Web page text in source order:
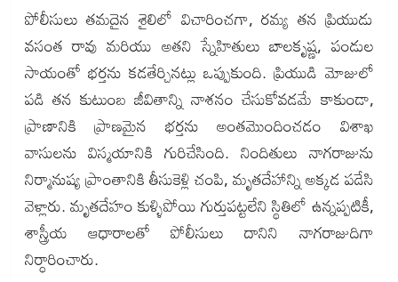
పోలీసులు తమదైన శైలిలో విచారించగా, రమ్య తన ప్రియుడు
వసంత రావు మరియు అతని స్నేహితులు బాలకృష్ణ, పండుల
సాయంతో భర్తను కడతేర్చినట్లు ఒప్పుకుంది. ప్రియుడి మోజులో
పడి తన కుటుంబ జీవితాన్ని నాశనం చేసుకోవడమే కాకుండా,
ప్రాణానికి ప్రాణమైన భర్తను అంతమొందించడం విశాఖ
వాసులను విస్మయానికి గురిచేసింది. నిందితులు నాగరాజును
నిర్మానుష్య ప్రాంతానికి తీసుకెళ్లి చంపి, మృతదేహాన్ని అక్కడ పడేసి
వెళ్లారు. మృతదేహం కుళ్ళిపోయి గుర్తుపట్టలేని స్థితిలో ఉన్నప్పటికీ,
శాస్త్రీయ ఆధారాలతో పోలీసులు దానిని నాగరాజుదిగా
నిర్ధారించారు.